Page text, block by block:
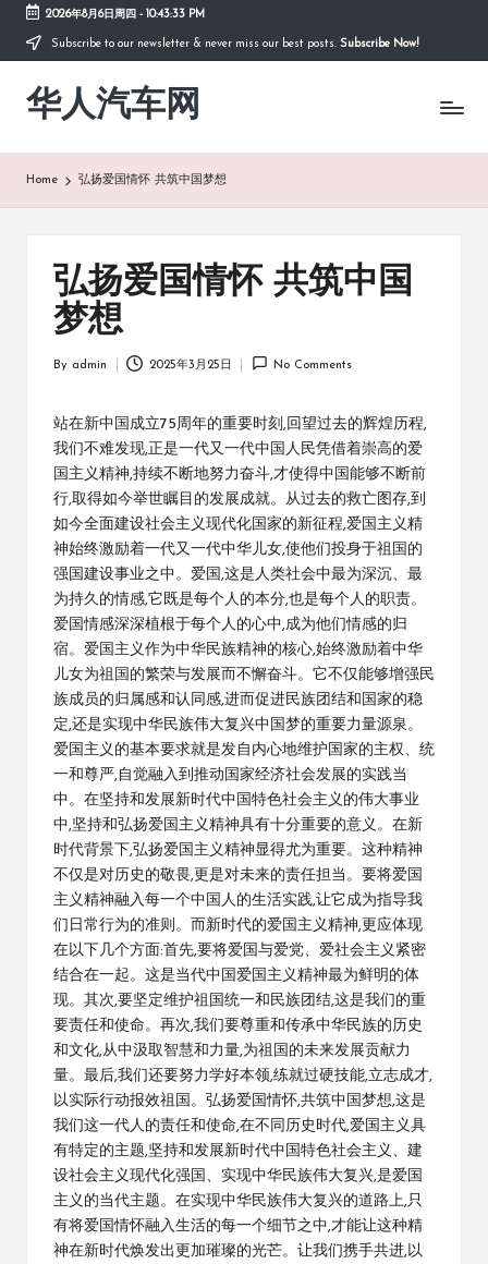
Skip
content
2026年8月6日周四 - 10:43:33 PM
Subscribe to our newsletter & never miss our best posts. Subscribe Now!
华人汽车网
Home 弘扬爱国情怀 共筑中国梦想
弘扬爱国情怀 共筑中国
梦想
By admin 2025年3月25日 No Comments
站在新中国成立75周年的重要时刻,回望过去的辉煌历程,
我们不难发现,正是一代又一代中国人民凭借着崇高的爱
国主义精神,持续不断地努力奋斗,才使得中国能够不断前
行,取得如今举世瞩目的发展成就。从过去的救亡图存,到
如今全面建设社会主义现代化国家的新征程,爱国主义精
神始终激励着一代又一代中华儿女,使他们投身于祖国的
强国建设事业之中。爱国,这是人类社会中最为深沉、最
为持久的情感,它既是每个人的本分,也是每个人的职责。
爱国情感深深植根于每个人的心中,成为他们情感的归
宿。爱国主义作为中华民族精神的核心,始终激励着中华
儿女为祖国的繁荣与发展而不懈奋斗。它不仅能够增强民
族成员的归属感和认同感,进而促进民族团结和国家的稳
定,还是实现中华民族伟大复兴中国梦的重要力量源泉。
爱国主义的基本要求就是发自内心地维护国家的主权、统
一和尊严,自觉融入到推动国家经济社会发展的实践当
中。在坚持和发展新时代中国特色社会主义的伟大事业
中,坚持和弘扬爱国主义精神具有十分重要的意义。在新
时代背景下,弘扬爱国主义精神显得尤为重要。这种精神
不仅是对历史的敬畏,更是对未来的责任担当。要将爱国
主义精神融入每一个中国人的生活实践,让它成为指导我
们日常行为的准则。而新时代的爱国主义精神,更应体现
在以下几个方面:首先,要将爱国与爱党、爱社会主义紧密
结合在一起。这是当代中国爱国主义精神最为鲜明的体
现。其次,要坚定维护祖国统一和民族团结,这是我们的重
要责任和使命。再次,我们要尊重和传承中华民族的历史
和文化,从中汲取智慧和力量,为祖国的未来发展贡献力
量。最后,我们还要努力学好本领,练就过硬技能,立志成才,
以实际行动报效祖国。弘扬爱国情怀,共筑中国梦想,这是
我们这一代人的责任和使命,在不同历史时代,爱国主义具
有特定的主题,坚持和发展新时代中国特色社会主义、建
设社会主义现代化强国、实现中华民族伟大复兴,是爱国
主义的当代主题。在实现中华民族伟大复兴的道路上,只
有将爱国情怀融入生活的每一个细节之中,才能让这种精
神在新时代焕发出更加璀璨的光芒。让我们携手共进,以